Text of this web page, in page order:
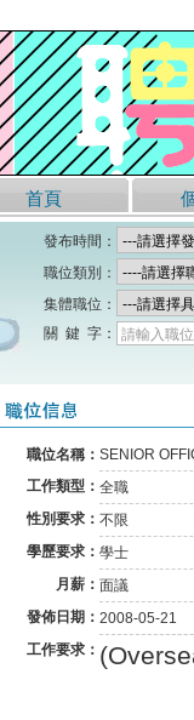
首頁
發布時間：
職位類別：
集體職位：
關 鍵 字：
請輸入職
信息
職位名稱： SENIOR
工作類型： 全職
性別要求： 不限
學歷要求： 學士
月薪： 面議
發佈日期： 2008-05-21
工作要求：